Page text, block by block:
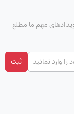
مهم ما مطلع
ثبت